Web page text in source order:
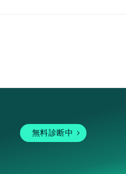
無料診断中